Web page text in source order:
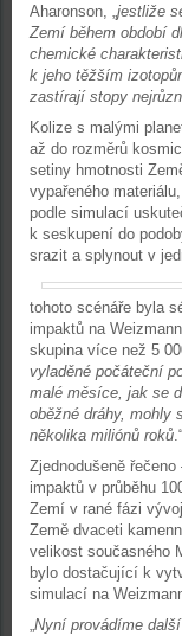
Aharonson, „jestliže
Zemí během období
chemické
k jeho těžším
zastírají stopy
Kolize s malými
až do rozměrů
setiny hmotnosti
vypařeného
podle simulací
k seskupení do
srazit a splynout v
tohoto scénáře byla
impaktů na
skupina více než 5
vyladěné počáteční
malé měsíce, jak se
oběžné dráhy, mohly
několika miliónů roků.“
Zjednodušeně
impaktů v průběhu
Zemí v rané fázi
Země dvaceti
velikost současného
bylo dostačující k
simulací na
„Nyní provádíme